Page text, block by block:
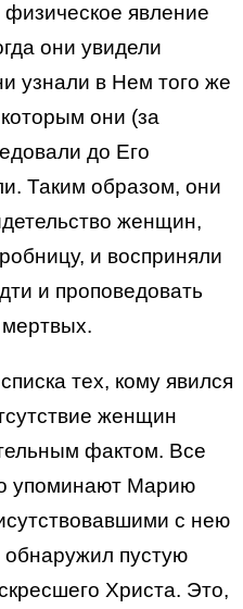
явление
они увидели
узнали в Нем того же
они (за
до Его
Таким образом, они
женщин,
и восприняли
и проповедовать
тех, кому явился
женщин
фактом. Все
упоминают Марию
с нею
обнаружил пустую
Христа. Это,